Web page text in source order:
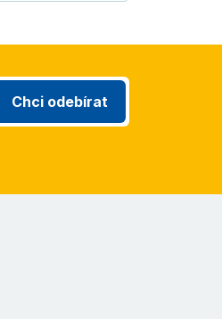
Chci odebírat